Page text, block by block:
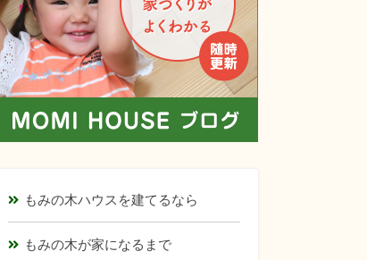
もみの木ハウスを建てるなら
もみの木が家になるまで